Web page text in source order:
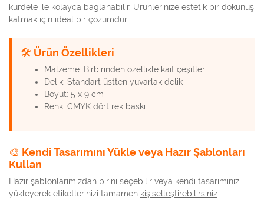
kurdele ile kolayca bağlanabilir. Ürünlerinize estetik bir dokunuş
katmak için ideal bir çözümdür.
🛠️ Ürün Özellikleri
Malzeme: Birbirinden özellikle kaıt çeşitleri
Delik: Standart üstten yuvarlak delik
Boyut: 5 x 9 cm
Renk: CMYK dört rek baskı
🎨 Kendi Tasarımını Yükle veya Hazır Şablonları
Kullan
Hazır şablonlarımızdan birini seçebilir veya kendi tasarımınızı
yükleyerek etiketlerinizi tamamen kişiselleştirebilirsiniz